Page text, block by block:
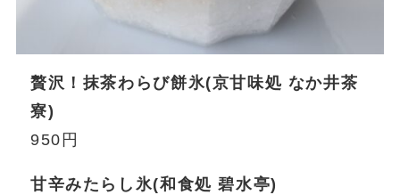
贅沢！抹茶わらび餅氷(京甘味処 なか井茶
寮)
950円
甘辛みたらし氷(和食処 碧水亭)